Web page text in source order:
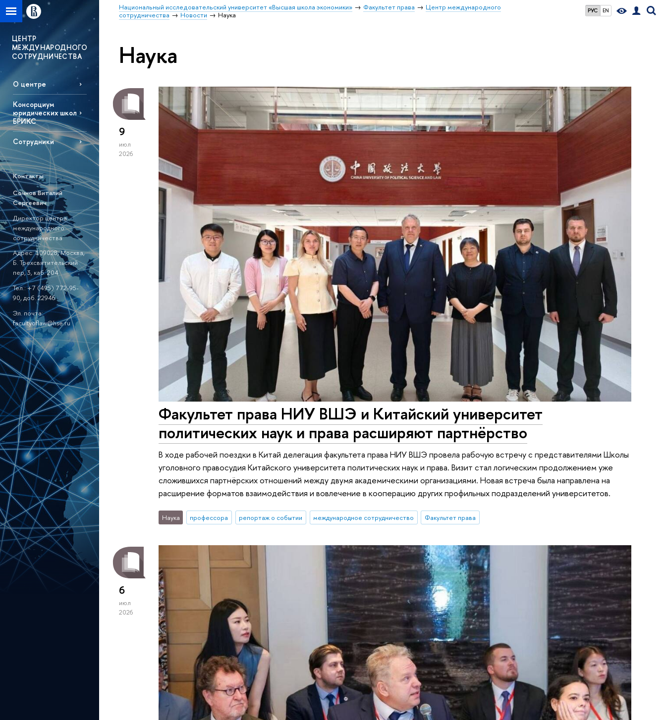
РУС EN
Национальный исследовательский университет «Высшая школа экономики» Факультет права
Центр международного
сотрудничества
Новости Наука
ЦЕНТР
МЕЖДУНАРОДНОГО
СОТРУДНИЧЕСТВА
О центре
Консорциум
юридических школ
БРИКС
Сотрудники
Контакты
Сочнов Виталий
Сергеевич
Директор центра
международного
сотрудничества
Адрес: 109028, Москва,
Б. Трехсвятительский
пер, 3, каб. 204
Тел.: +7 (495) 772-95-
90, доб. 22946
Эл. почта:
facultyoflaw@hse.ru
Наука
9
июл
2026
Факультет права НИУ ВШЭ и Китайский университет
политических наук и права расширяют партнёрство
В ходе рабочей поездки в Китай делегация факультета права НИУ ВШЭ провела рабочую встречу с представителями Школы
уголовного правосудия Китайского университета политических наук и права. Визит стал логическим продолжением уже
сложившихся партнёрских отношений между двумя академическими организациями. Новая встреча была направлена на
расширение форматов взаимодействия и вовлечение в кооперацию других профильных подразделений университетов.
Наука профессора репортаж о событии международное сотрудничество Факультет права
6
июл
2026